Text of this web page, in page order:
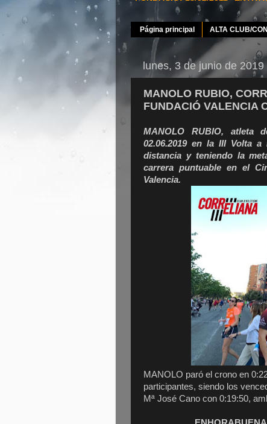
Página principal ALTA CLUB/
lunes, 3 de junio de 2019
MANOLO RUBIO,
FUNDACIÓ VALENCIA
MANOLO RUBIO, atleta
02.06.2019 en la III Volta a
distancia y teniendo la
carrera puntuable en el
Valencia.
MANOLO paró el crono en
participantes, siendo los
Mª José Cano con 0:19:50,